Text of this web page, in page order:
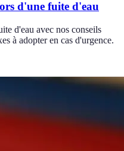
d'une fuite d'eau
d'eau avec nos conseils
à adopter en cas d'urgence.